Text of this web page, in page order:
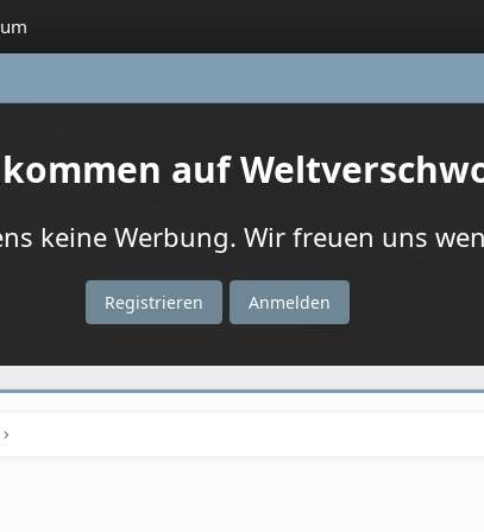
auf
keine Werbung. Wir freuen uns
Registrieren Anmelden